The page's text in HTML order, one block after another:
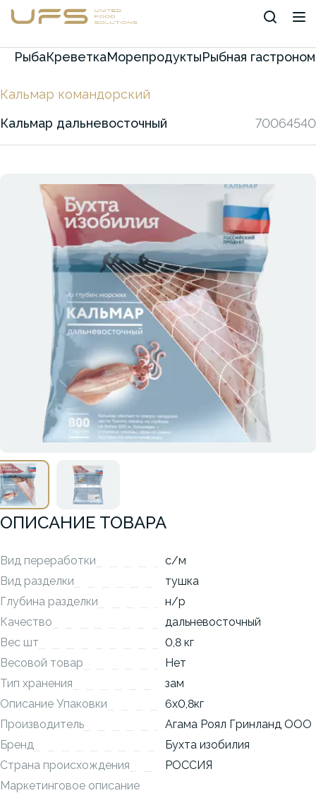
РыбаКреветкаМорепродуктыРыбная
Кальмар командорский
Кальмар дальневосточный
70064540
ОПИСАНИЕ ТОВАРА
Вид переработки
с/м
Вид разделки
тушка
Глубина разделки
н/р
Качество
дальневосточный
Вес шт
0,8 кг
Весовой товар
Нет
Тип хранения
зам
Описание Упаковки
6x0,8кг
Производитель
Агама Роял Гринланд ООО
Бренд
Бухта изобилия
Страна происхождения
РОССИЯ
Маркетинговое описание